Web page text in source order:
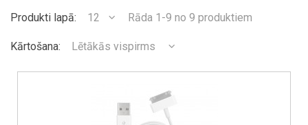
Produkti lapā: 12 Rāda 1-9 no 9 produktiem
Kārtošana: Lētākās vispirms